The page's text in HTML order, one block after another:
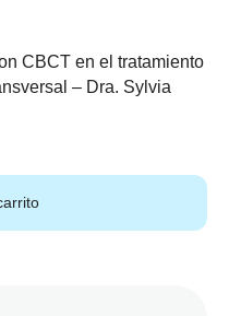
CBCT en el tratamiento
– Dra. Sylvia